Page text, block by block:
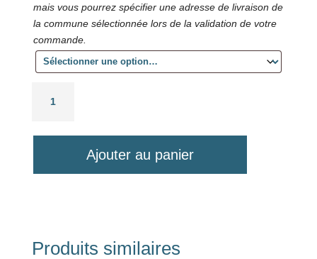
mais vous pourrez spécifier une adresse de livraison de
la commune sélectionnée lors de la validation de votre
commande.
de
Ajouter au panier
Produits similaires